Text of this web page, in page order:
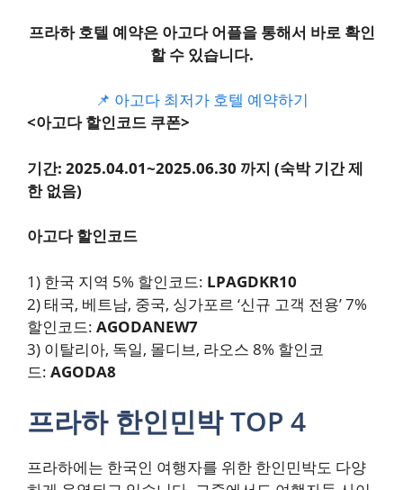
프라하 호텔 예약은 아고다 어플을 통해서 바로 확인
할 수 있습니다.
📌 아고다 최저가 호텔 예약하기
<아고다 할인코드 쿠폰>
기간: 2025.04.01~2025.06.30 까지 (숙박 기간 제
한 없음)
아고다 할인코드
1) 한국 지역 5% 할인코드: LPAGDKR10
2) 태국, 베트남, 중국, 싱가포르 ‘신규 고객 전용’ 7%
할인코드: AGODANEW7
3) 이탈리아, 독일, 몰디브, 라오스 8% 할인코
드: AGODA8
프라하 한인민박 TOP 4
프라하에는 한국인 여행자를 위한 한인민박도 다양